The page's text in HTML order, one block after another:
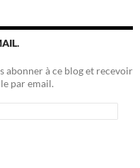
abonner à ce blog et recevoir
par email.